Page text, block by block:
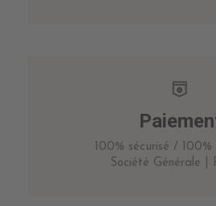
100% sécurisé / 100%
Société Générale |